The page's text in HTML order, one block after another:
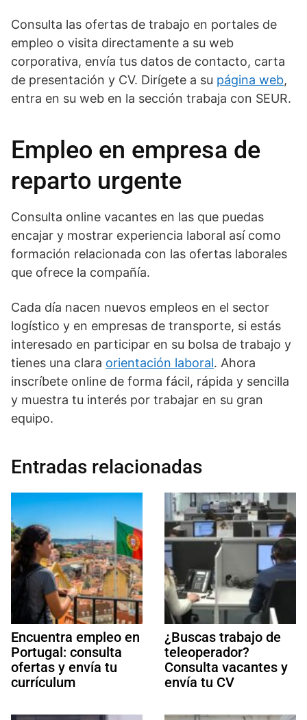
Consulta las ofertas de trabajo en portales de
empleo o visita directamente a su web
corporativa, envía tus datos de contacto, carta
de presentación y CV. Dirígete a su página web,
entra en su web en la sección trabaja con SEUR.
Empleo en empresa de
reparto urgente
Consulta online vacantes en las que puedas
encajar y mostrar experiencia laboral así como
formación relacionada con las ofertas laborales
que ofrece la compañía.
Cada día nacen nuevos empleos en el sector
logístico y en empresas de transporte, si estás
interesado en participar en su bolsa de trabajo y
tienes una clara orientación laboral. Ahora
inscríbete online de forma fácil, rápida y sencilla
y muestra tu interés por trabajar en su gran
equipo.
Entradas relacionadas
Encuentra empleo en
Portugal: consulta
ofertas y envía tu
currículum
¿Buscas trabajo de
teleoperador?
Consulta vacantes y
envía tu CV